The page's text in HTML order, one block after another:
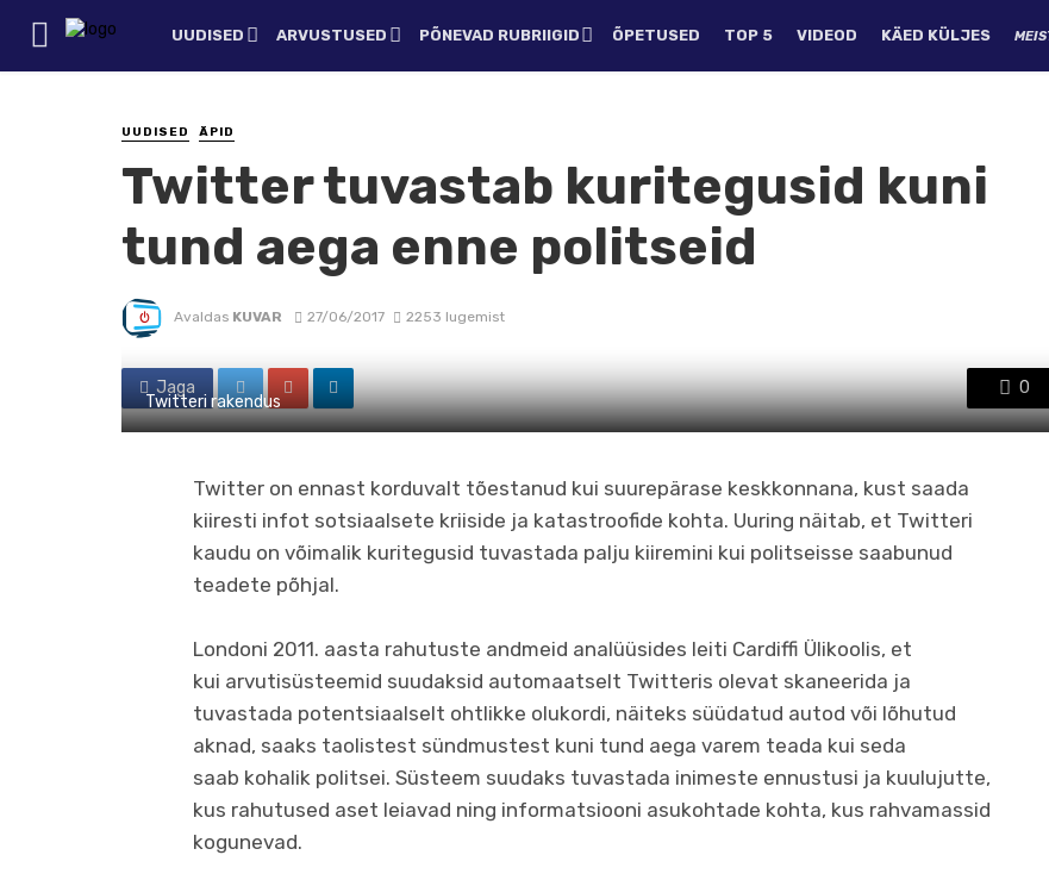
UUDISED ARVUSTUSED PÕNEVAD RUBRIIGID ÕPETUSED TOP 5 VIDEOD KÄED KÜLJES
UUDISED ÄPID
Twitter tuvastab kuritegusid kuni
tund aega enne politseid
Avaldas KUVAR 27/06/2017 2253 lugemist
Jaga 0
Twitteri rakendus
Twitter on ennast korduvalt tõestanud kui suurepärase keskkonnana, kust saada
kiiresti infot sotsiaalsete kriiside ja katastroofide kohta. Uuring näitab, et Twitteri
kaudu on võimalik kuritegusid tuvastada palju kiiremini kui politseisse saabunud
teadete põhjal.
Londoni 2011. aasta rahutuste andmeid analüüsides leiti Cardiffi Ülikoolis, et
kui arvutisüsteemid suudaksid automaatselt Twitteris olevat skaneerida ja
tuvastada potentsiaalselt ohtlikke olukordi, näiteks süüdatud autod või lõhutud
aknad, saaks taolistest sündmustest kuni tund aega varem teada kui seda
saab kohalik politsei. Süsteem suudaks tuvastada inimeste ennustusi ja kuulujutte,
kus rahutused aset leiavad ning informatsiooni asukohtade kohta, kus rahvamassid
kogunevad.